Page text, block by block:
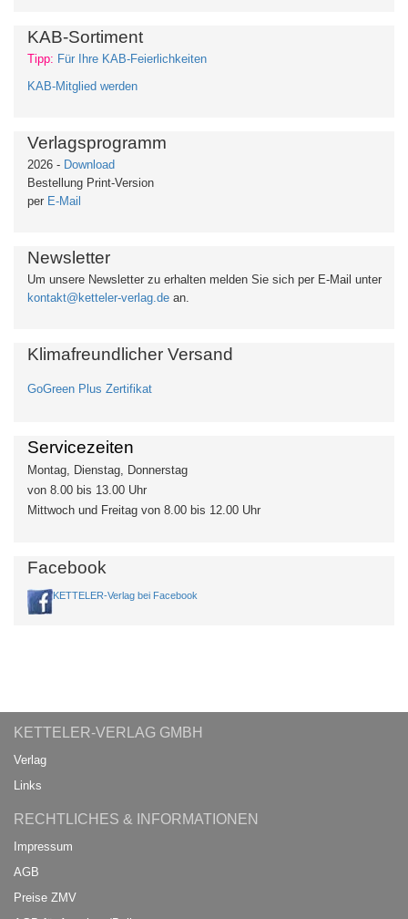
KAB-Sortiment
Tipp: Für Ihre KAB-Feierlichkeiten
KAB-Mitglied werden
Verlagsprogramm
2026 - Download
Bestellung Print-Version
per E-Mail
Newsletter
Um unsere Newsletter zu erhalten melden Sie sich per E-Mail unter
kontakt@ketteler-verlag.de an.
Klimafreundlicher Versand
GoGreen Plus Zertifikat
Servicezeiten
Montag, Dienstag, Donnerstag
von 8.00 bis 13.00 Uhr
Mittwoch und Freitag von 8.00 bis 12.00 Uhr
Facebook
KETTELER-Verlag bei Facebook
KETTELER-VERLAG GMBH
Verlag
Links
RECHTLICHES & INFORMATIONEN
Impressum
AGB
Preise ZMV